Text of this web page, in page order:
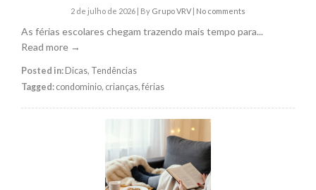
2 de julho de 2026 By Grupo VRV No comments
As férias escolares chegam trazendo mais tempo para...
Read more →
Posted in: Dicas, Tendências
Tagged: condominio, crianças, férias